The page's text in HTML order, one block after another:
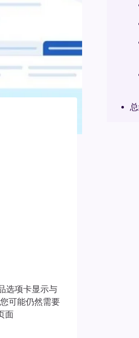
选项卡显示与
可能仍然需要
面